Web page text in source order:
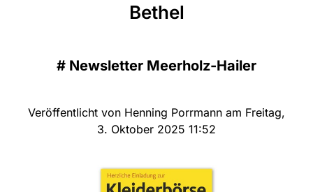
Bethel
# Newsletter Meerholz-Hailer
Veröffentlicht von Henning Porrmann am Freitag,
3. Oktober 2025 11:52